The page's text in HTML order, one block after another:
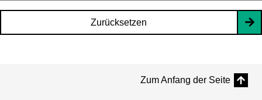
Zurücksetzen
Zum Anfang der Seite